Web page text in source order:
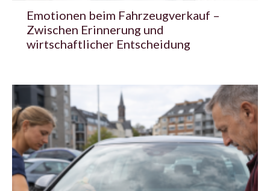
Emotionen beim Fahrzeugverkauf –
Zwischen Erinnerung und
wirtschaftlicher Entscheidung